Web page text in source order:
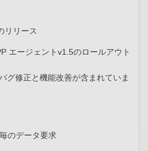
リリース​
エージェントv1.5のロールアウト
グ修正と機能改善が含まれていま
のデータ要求​